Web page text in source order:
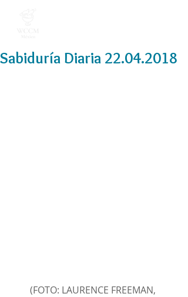
Sabiduría Diaria 22.04.2018
(FOTO: LAURENCE FREEMAN,